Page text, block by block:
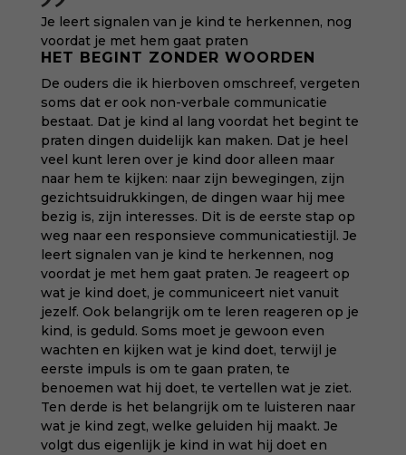
Je leert signalen van je kind te herkennen, nog
voordat je met hem gaat praten
HET BEGINT ZONDER WOORDEN
De ouders die ik hierboven omschreef, vergeten
soms dat er ook non-verbale communicatie
bestaat. Dat je kind al lang voordat het begint te
praten dingen duidelijk kan maken. Dat je heel
veel kunt leren over je kind door alleen maar
naar hem te kijken: naar zijn bewegingen, zijn
gezichtsuidrukkingen, de dingen waar hij mee
bezig is, zijn interesses. Dit is de eerste stap op
weg naar een responsieve communicatiestijl. Je
leert signalen van je kind te herkennen, nog
voordat je met hem gaat praten. Je reageert op
wat je kind doet, je communiceert niet vanuit
jezelf. Ook belangrijk om te leren reageren op je
kind, is geduld. Soms moet je gewoon even
wachten en kijken wat je kind doet, terwijl je
eerste impuls is om te gaan praten, te
benoemen wat hij doet, te vertellen wat je ziet.
Ten derde is het belangrijk om te luisteren naar
wat je kind zegt, welke geluiden hij maakt. Je
volgt dus eigenlijk je kind in wat hij doet en